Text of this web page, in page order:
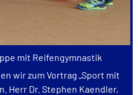
mit Reifengymnastik
wir zum Vortrag „Sport mit
Herr Dr. Stephen Kaendler,